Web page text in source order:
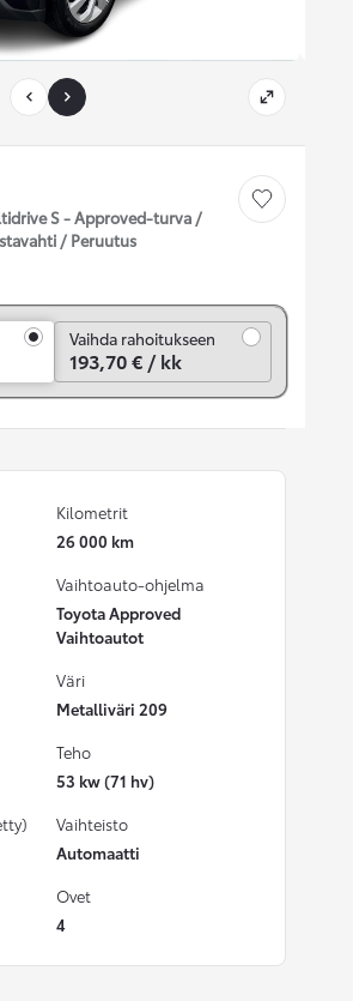
S - Approved-turva /
/ Peruutus
Tallenna auto
Vaihda rahoitukseen
193,70 € / kk
Kilometrit
26 000 km
Vaihtoauto-ohjelma
Toyota Approved
Vaihtoautot
Väri
Metalliväri 209
Teho
53 kw (71 hv)
Vaihteisto
Automaatti
Ovet
4